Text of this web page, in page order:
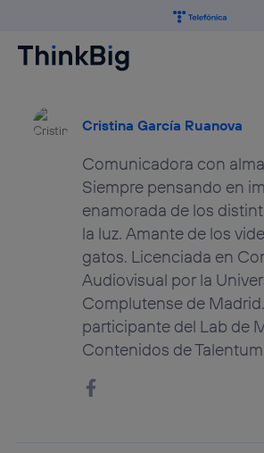
Cristina García Ruanova
Comunicadora con
Siempre pensando en
enamorada de los
la luz. Amante de los
gatos. Licenciada en
Audiovisual por la
Complutense de
participante del Lab de
Contenidos de